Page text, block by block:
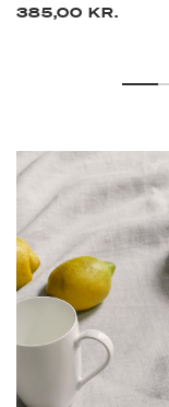
385,00 KR.